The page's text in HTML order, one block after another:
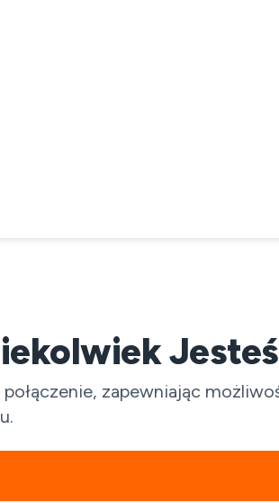
Jesteś
zapewniając